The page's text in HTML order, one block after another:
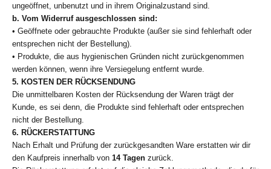
ungeöffnet, unbenutzt und in ihrem Originalzustand sind.
b. Vom Widerruf ausgeschlossen sind:
• Geöffnete oder gebrauchte Produkte (außer sie sind fehlerhaft oder
entsprechen nicht der Bestellung).
• Produkte, die aus hygienischen Gründen nicht zurückgenommen
werden können, wenn ihre Versiegelung entfernt wurde.
5. KOSTEN DER RÜCKSENDUNG
Die unmittelbaren Kosten der Rücksendung der Waren trägt der
Kunde, es sei denn, die Produkte sind fehlerhaft oder entsprechen
nicht der Bestellung.
6. RÜCKERSTATTUNG
Nach Erhalt und Prüfung der zurückgesandten Ware erstatten wir dir
den Kaufpreis innerhalb von 14 Tagen zurück.